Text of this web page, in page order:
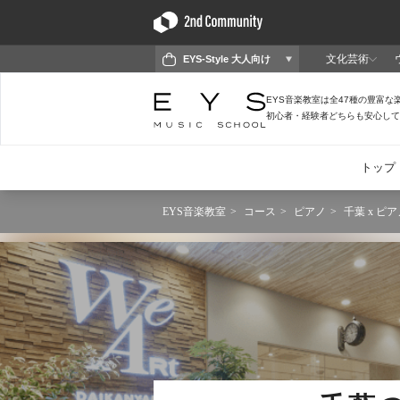
EYS音楽教室 コース ピアノ 千葉 x ピア